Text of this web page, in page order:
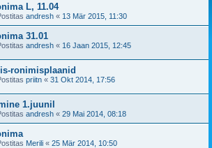
L, 11.04
andresh « 13 Mär 2015, 11:30
31.01
andresh « 16 Jaan 2015, 12:45
ronimisplaanid
priitn « 31 Okt 2014, 17:56
1.juunil
andresh « 29 Mai 2014, 08:18
Merili « 25 Mär 2014, 10:50